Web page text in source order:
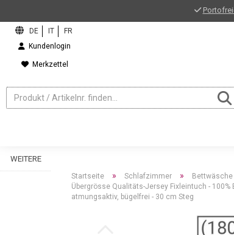
Kundenlogin
Merkzettel
WEITERE
Startseite » Schlafzimmer »
Übergrösse Qualitäts-Jersey Fixleintuch -
atmungsaktiv, bügelfrei - 30 cm Steg